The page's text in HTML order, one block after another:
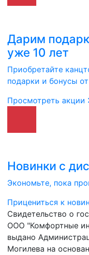
Дарим
уже 10 лет
Приобретайте
подарки и бонусы
Просмотреть акции
Новинки с
Экономьте, пока
Прицениться к
Свидетельство о
ООО "Комфортные
выдано
Могилева на